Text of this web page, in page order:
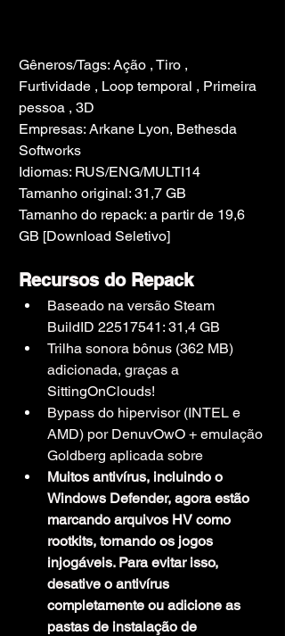
Gêneros/Tags: Ação , Tiro ,
Furtividade , Loop temporal , Primeira
pessoa , 3D
Empresas: Arkane Lyon, Bethesda
Softworks
Idiomas: RUS/ENG/MULTI14
Tamanho original: 31,7 GB
Tamanho do repack: a partir de 19,6
GB [Download Seletivo]
Recursos do Repack
Baseado na versão Steam
BuildID 22517541: 31,4 GB
Trilha sonora bônus (362 MB)
adicionada, graças a
SittingOnClouds!
Bypass do hipervisor (INTEL e
AMD) por DenuvOwO + emulação
Goldberg aplicada sobre
Muitos antivírus, incluindo o
Windows Defender, agora estão
marcando arquivos HV como
rootkits, tornando os jogos
injogáveis. Para evitar isso,
desative o antivírus
completamente ou adicione as
pastas de instalação de